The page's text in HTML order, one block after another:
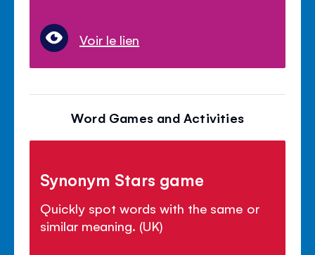
Voir le lien
Word Games and Activities
Synonym Stars game
Quickly spot words with the same or
similar meaning. (UK)